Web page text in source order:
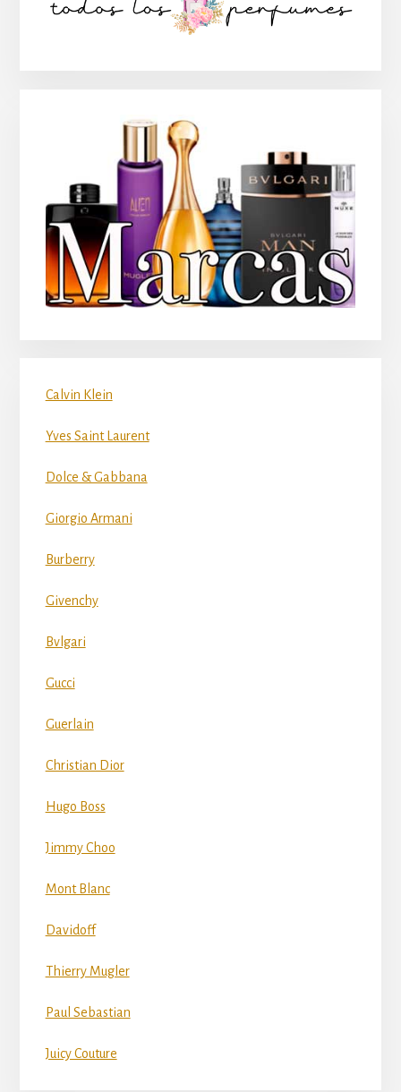
Calvin Klein
Yves Saint Laurent
Dolce & Gabbana
Giorgio Armani
Burberry
Givenchy
Bvlgari
Gucci
Guerlain
Christian Dior
Hugo Boss
Jimmy Choo
Mont Blanc
Davidoff
Thierry Mugler
Paul Sebastian
Juicy Couture